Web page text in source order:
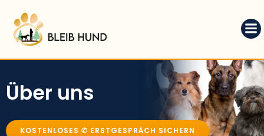
Über uns
KOSTENLOSES ✆ ERSTGESPRÄCH SICHERN